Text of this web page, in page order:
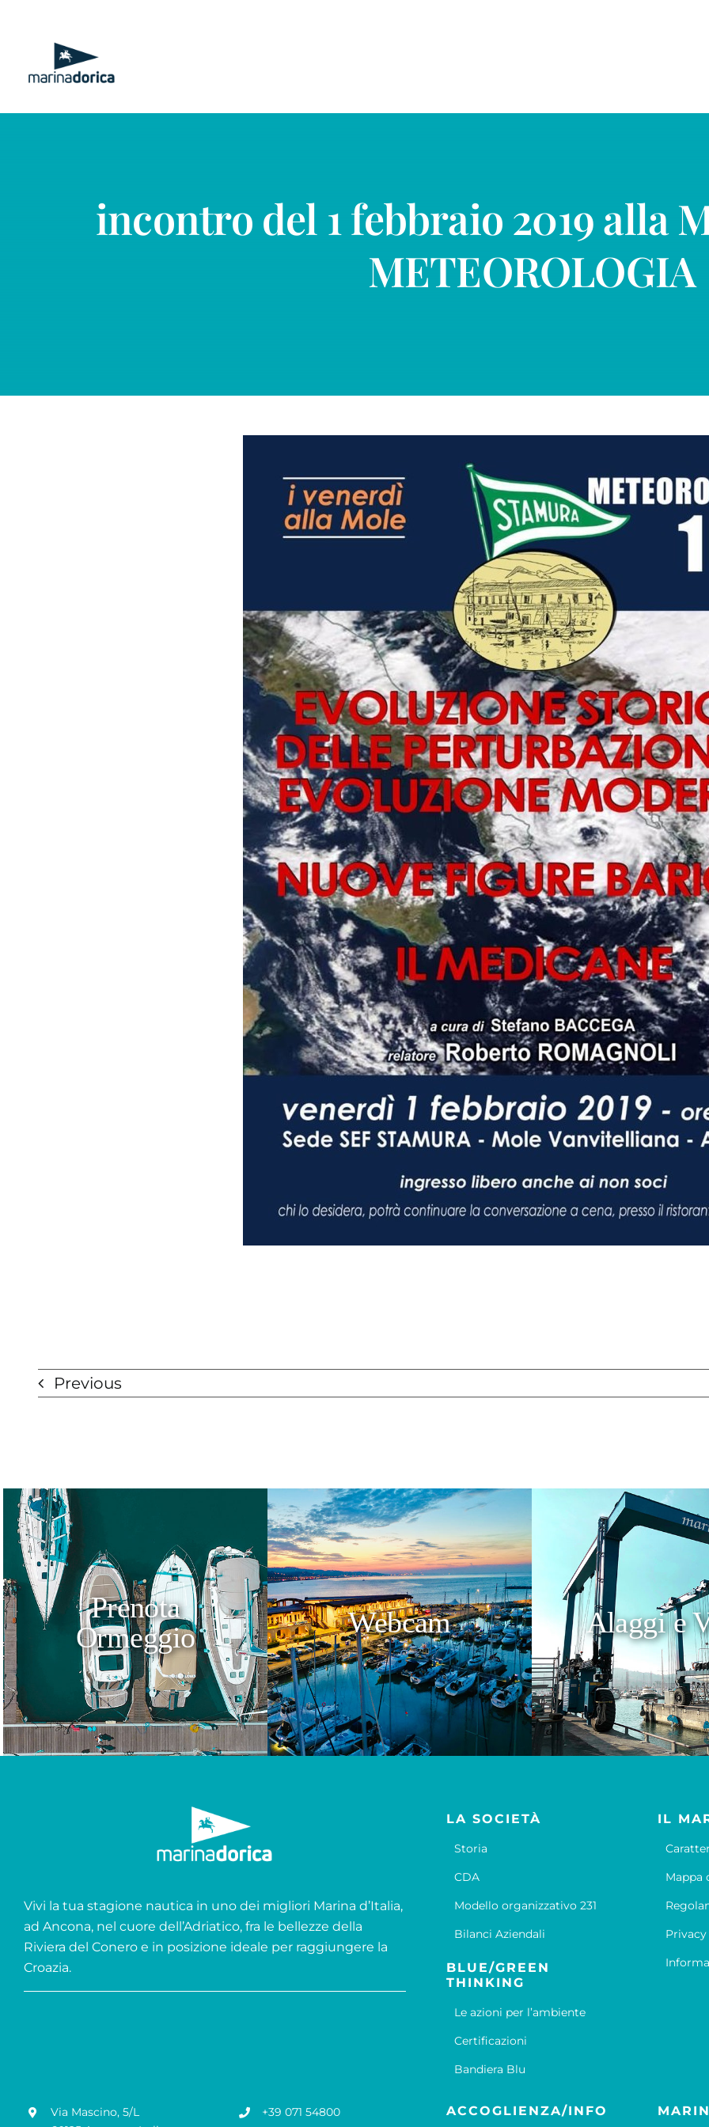
contenuto
incontro del 1 febbraio 2019 alla
METEOROLOGIA
Previous
Prenota
Ormeggio
Webcam Alaggi e
Vivi la tua stagione nautica in uno dei migliori Marina d’Italia,
ad Ancona, nel cuore dell’Adriatico, fra le bellezze della
Riviera del Conero e in posizione ideale per raggiungere la
Croazia.
LA SOCIETÀ
Storia
CDA
Modello organizzativo 231
Bilanci Aziendali
BLUE/GREEN
THINKING
Le azioni per l’ambiente
Certificazioni
Bandiera Blu
IL
Mappa
Via Mascino, 5/L
+39 071 54800 ACCOGLIENZA/INFO